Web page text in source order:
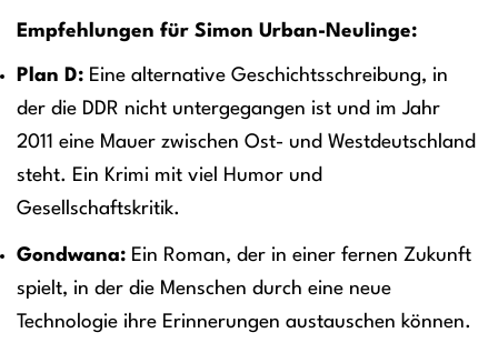
Empfehlungen für Simon Urban-Neulinge:
Plan D: Eine alternative Geschichtsschreibung, in
der die DDR nicht untergegangen ist und im Jahr
2011 eine Mauer zwischen Ost- und Westdeutschland
steht. Ein Krimi mit viel Humor und
Gesellschaftskritik.
Gondwana: Ein Roman, der in einer fernen Zukunft
spielt, in der die Menschen durch eine neue
Technologie ihre Erinnerungen austauschen können.